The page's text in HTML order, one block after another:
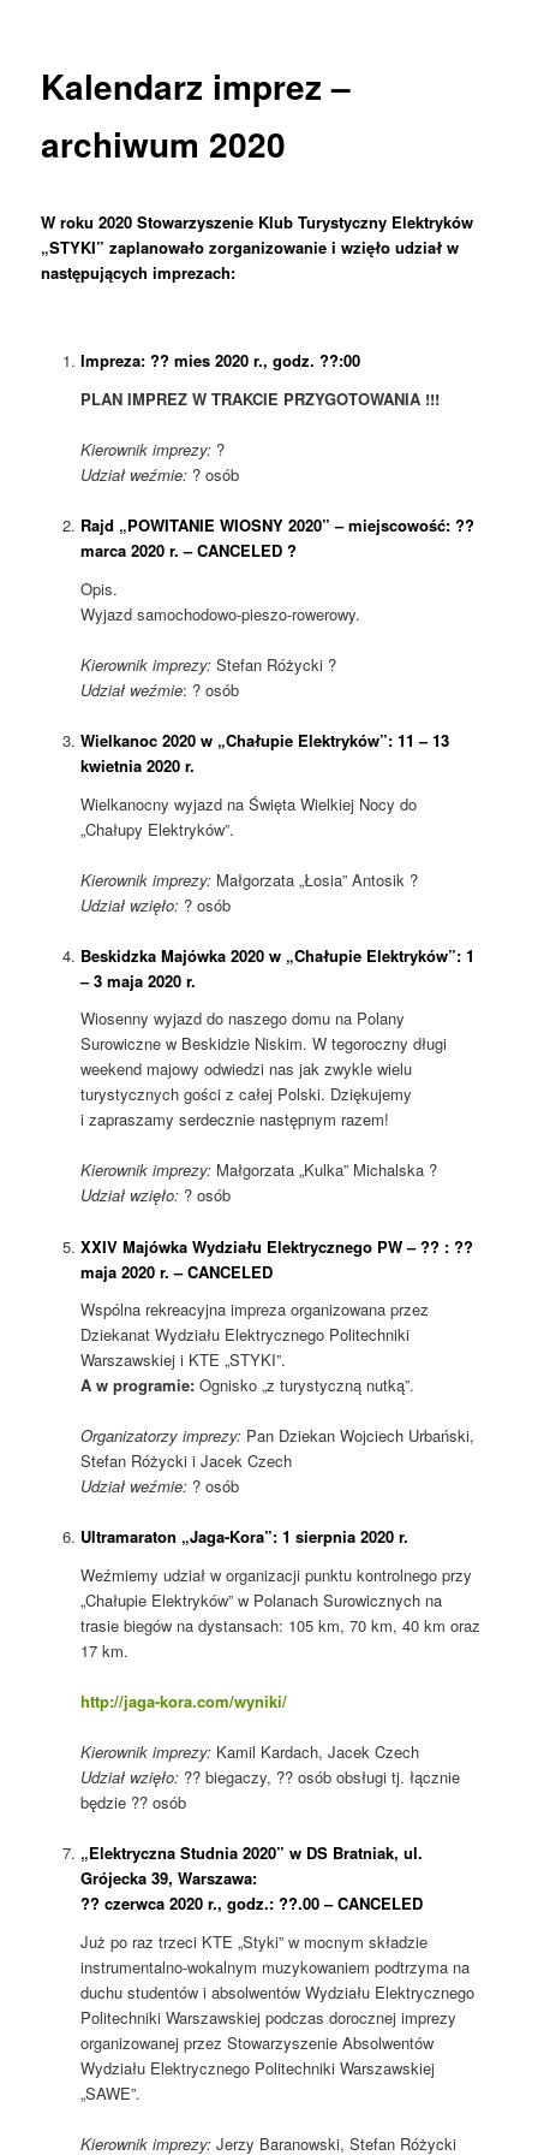
Kalendarz imprez –
archiwum 2020
W roku 2020 Stowarzyszenie Klub Turystyczny Elektryków
„STYKI” zaplanowało zorganizowanie i wzięło udział w
następujących imprezach:
Impreza: ?? mies 2020 r., godz. ??:00
PLAN IMPREZ W TRAKCIE PRZYGOTOWANIA !!!
Kierownik imprezy:?
Udział weźmie:? osób
Rajd „POWITANIE WIOSNY 2020” – miejscowość: ??
marca 2020 r. – CANCELED ?
Opis.
Wyjazd samochodowo-pieszo-rowerowy.
Kierownik imprezy:Stefan Różycki ?
Udział weźmie: ? osób
Wielkanoc 2020 w „Chałupie Elektryków”: 11 – 13
kwietnia 2020 r.
Wielkanocny wyjazd na Święta Wielkiej Nocy do
„Chałupy Elektryków”.
Kierownik imprezy:Małgorzata „Łosia” Antosik ?
Udział wzięło:? osób
Beskidzka Majówka 2020 w „Chałupie Elektryków”: 1
– 3 maja 2020 r.
Wiosenny wyjazd do naszego domu na Polany
Surowiczne w Beskidzie Niskim. W tegoroczny długi
weekend majowy odwiedzi nas jak zwykle wielu
turystycznych gości z całej Polski. Dziękujemy
i zapraszamy serdecznie następnym razem!
Kierownik imprezy:Małgorzata „Kulka” Michalska ?
Udział wzięło:? osób
XXIV Majówka Wydziału Elektrycznego PW– ?? : ??
maja 2020 r. – CANCELED
Wspólna rekreacyjna impreza organizowana przez
Dziekanat Wydziału Elektrycznego Politechniki
Warszawskiej i KTE „STYKI”.
A w programie:Ognisko „z turystyczną nutką”.
Organizatorzy imprezy:Pan Dziekan Wojciech Urbański,
Stefan Różycki i Jacek Czech
Udział weźmie:? osób
Ultramaraton „Jaga-Kora”: 1 sierpnia 2020 r.
Weźmiemy udział w organizacji punktu kontrolnego przy
„Chałupie Elektryków” w Polanach Surowicznych na
trasie biegów na dystansach: 105 km, 70 km, 40 km oraz
17 km.
http://jaga-kora.com/wyniki/
Kierownik imprezy:Kamil Kardach, Jacek Czech
Udział wzięło:?? biegaczy, ?? osób obsługi tj. łącznie
będzie ?? osób
„Elektryczna Studnia 2020” w DS Bratniak, ul.
Grójecka 39, Warszawa:
?? czerwca 2020 r., godz.: ??.00 – CANCELED
Już po raz trzeci KTE „Styki” w mocnym składzie
instrumentalno-wokalnym muzykowaniem podtrzyma na
duchu studentów i absolwentów Wydziału Elektrycznego
Politechniki Warszawskiej podczas dorocznej imprezy
organizowanej przez Stowarzyszenie Absolwentów
Wydziału Elektrycznego Politechniki Warszawskiej
„SAWE”.
Kierownik imprezy:Jerzy Baranowski, Stefan Różycki